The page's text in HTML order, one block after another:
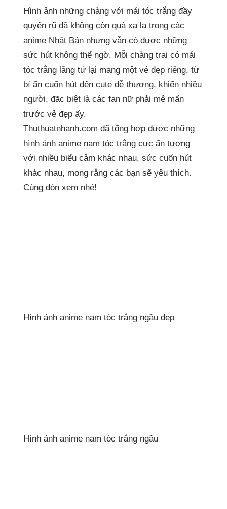
Hình ảnh những chàng với mái tóc trắng đầy
quyến rũ đã không còn quá xa lạ trong các
anime Nhật Bản nhưng vẫn có được những
sức hút không thể ngờ. Mỗi chàng trai có mái
tóc trắng lãng tử lại mang một vẻ đẹp riêng, từ
bí ẩn cuốn hút đến cute dễ thương, khiến nhiều
người, đặc biệt là các fan nữ phải mê mẩn
trước vẻ đẹp ấy.
Thuthuatnhanh.com đã tổng hợp được những
hình ảnh anime nam tóc trắng cực ấn tượng
với nhiều biểu cảm khác nhau, sức cuốn hút
khác nhau, mong rằng các bạn sẽ yêu thích.
Cùng đón xem nhé!
Hình ảnh anime nam tóc trắng ngầu đẹp
Hình ảnh anime nam tóc trắng ngầu